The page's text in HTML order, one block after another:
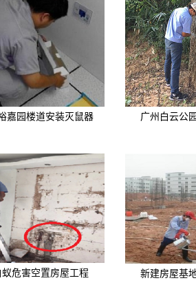
嘉园楼道安装灭鼠器 广州白云公
蚁危害空置房屋工程 新建房屋基